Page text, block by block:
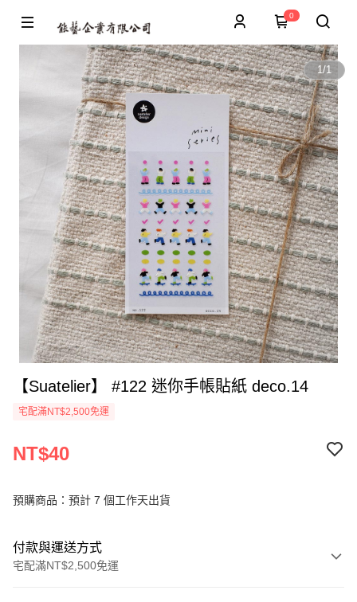
0
1/1
【Suatelier】 #122 迷你手帳貼紙 deco.14
宅配滿NT$2,500免運
NT$40
預購商品：預計 7 個工作天出貨
付款與運送方式
宅配滿NT$2,500免運